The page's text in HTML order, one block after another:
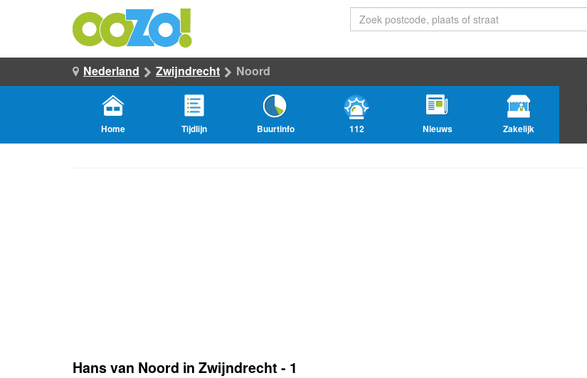
Nederland Zwijndrecht Noord
Home Tijdlijn Buurtinfo 112 Nieuws Zakelijk
Hans van Noord in Zwijndrecht - 1